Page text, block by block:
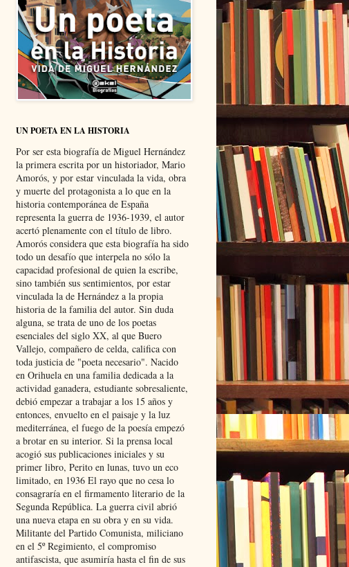
UN POETA EN LA HISTORIA
Por ser esta biografía de Miguel Hernández
la primera escrita por un historiador, Mario
Amorós, y por estar vinculada la vida, obra
y muerte del protagonista a lo que en la
historia contemporánea de España
representa la guerra de 1936-1939, el autor
acertó plenamente con el título de libro.
Amorós considera que esta biografía ha sido
todo un desafío que interpela no sólo la
capacidad profesional de quien la escribe,
sino también sus sentimientos, por estar
vinculada la de Hernández a la propia
historia de la familia del autor. Sin duda
alguna, se trata de uno de los poetas
esenciales del siglo XX, al que Buero
Vallejo, compañero de celda, califica con
toda justicia de "poeta necesario". Nacido
en Orihuela en una familia dedicada a la
actividad ganadera, estudiante sobresaliente,
debió empezar a trabajar a los 15 años y
entonces, envuelto en el paisaje y la luz
mediterránea, el fuego de la poesía empezó
a brotar en su interior. Si la prensa local
acogió sus publicaciones iniciales y su
primer libro, Perito en lunas, tuvo un eco
limitado, en 1936 El rayo que no cesa lo
consagraría en el firmamento literario de la
Segunda República. La guerra civil abrió
una nueva etapa en su obra y en su vida.
Militante del Partido Comunista, miliciano
en el 5º Regimiento, el compromiso
antifascista, que asumiría hasta el fin de sus